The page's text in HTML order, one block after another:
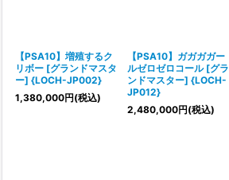
【PSA10】増殖するク
リボー [グランドマスタ
ー] {LOCH-JP002}
1,380,000円(税込)
【PSA10】ガガガガー
ルゼロゼロコール [グラ
ンドマスター] {LOCH-
JP012}
2,480,000円(税込)